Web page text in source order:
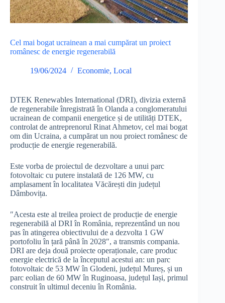
Cel mai bogat ucrainean a mai cumpărat un proiect
românesc de energie regenerabilă
19/06/2024 Economie, Local
DTEK Renewables International (DRI), divizia externă
de regenerabile înregistrată în Olanda a conglomeratului
ucrainean de companii energetice și de utilități DTEK,
controlat de antreprenorul Rinat Ahmetov, cel mai bogat
om din Ucraina, a cumpărat un nou proiect românesc de
producție de energie regenerabilă.
Este vorba de proiectul de dezvoltare a unui parc
fotovoltaic cu putere instalată de 126 MW, cu
amplasament în localitatea Văcărești din județul
Dâmbovița.
″Acesta este al treilea proiect de producție de energie
regenerabilă al DRI în România, reprezentând un nou
pas în atingerea obiectivului de a dezvolta 1 GW
portofoliu în țară până în 2028″, a transmis compania.
DRI are deja două proiecte operaționale, care produc
energie electrică de la începutul acestui an: un parc
fotovoltaic de 53 MW în Glodeni, județul Mureș, și un
parc eolian de 60 MW în Ruginoasa, județul Iași, primul
construit în ultimul deceniu în România.